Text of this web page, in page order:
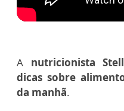
A nutricionista
dicas sobre
da manhã.